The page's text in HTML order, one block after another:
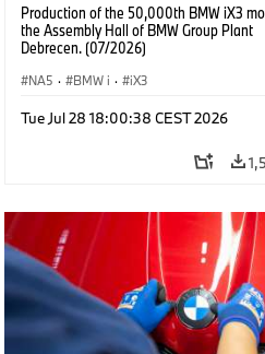
Production of the 50,000th BMW iX3
the Assembly Hall of BMW Group Plant
Debrecen. (07/2026)
NA5 · BMW i · iX3
Tue Jul 28 18:00:38 CEST 2026